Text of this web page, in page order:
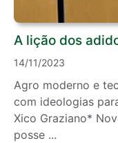
A lição dos
14/11/2023
Agro moderno e
com ideologias
Xico Graziano*
posse ...